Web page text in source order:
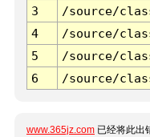
3 /source/
4
/source/
5
/source/
6
/source/
www.365jz.com 已经将此出